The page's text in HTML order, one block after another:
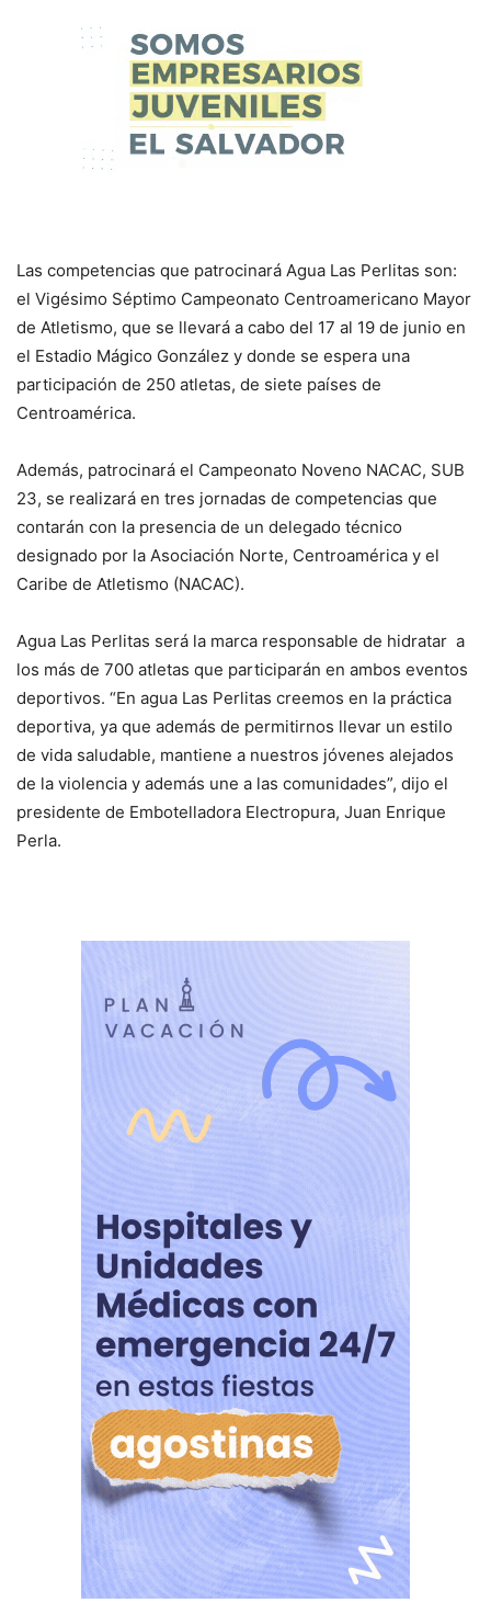
Las competencias que patrocinará Agua Las Perlitas son:
el Vigésimo Séptimo Campeonato Centroamericano Mayor
de Atletismo, que se llevará a cabo del 17 al 19 de junio en
el Estadio Mágico González y donde se espera una
participación de 250 atletas, de siete países de
Centroamérica.
Además, patrocinará el Campeonato Noveno NACAC, SUB
23, se realizará en tres jornadas de competencias que
contarán con la presencia de un delegado técnico
designado por la Asociación Norte, Centroamérica y el
Caribe de Atletismo (NACAC).
Agua Las Perlitas será la marca responsable de hidratar a
los más de 700 atletas que participarán en ambos eventos
deportivos. “En agua Las Perlitas creemos en la práctica
deportiva, ya que además de permitirnos llevar un estilo
de vida saludable, mantiene a nuestros jóvenes alejados
de la violencia y además une a las comunidades”, dijo el
presidente de Embotelladora Electropura, Juan Enrique
Perla.